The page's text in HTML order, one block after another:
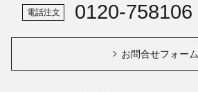
電話注文 0120-758106
お問合せフォーム